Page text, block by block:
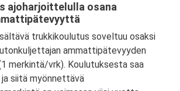
ajoharjoittelulla osana
trukkikoulutus soveltuu osaksi
ammattipätevyyden
merkintä/vrk). Koulutuksesta saa
ja siitä myönnettävä